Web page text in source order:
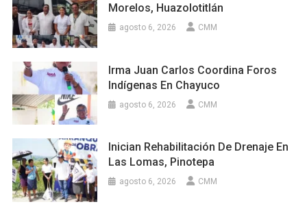
Morelos, Huazolotitlán
agosto 6, 2026 CMM
Irma Juan Carlos Coordina Foros
Indígenas En Chayuco
agosto 6, 2026 CMM
Inician Rehabilitación De Drenaje En
Las Lomas, Pinotepa
agosto 6, 2026 CMM